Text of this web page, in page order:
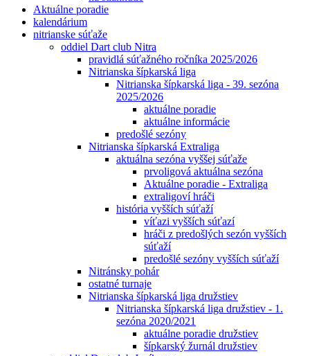
Aktuálne poradie
kalendárium
nitrianske súťaže
oddiel Dart club Nitra
pravidlá súťažného ročníka 2025/2026
Nitrianska šípkarská liga
Nitrianska šípkarská liga - 39. sezóna
2025/2026
aktuálne poradie
aktuálne informácie
predošlé sezóny
Nitrianska šípkarská Extraliga
aktuálna sezóna vyššej súťaže
prvoligová aktuálna sezóna
Aktuálne poradie - Extraliga
extraligoví hráči
história vyšších súťaží
víťazi vyšších súťazí
hráči z predošlých sezón vyšších
súťaží
predošlé sezóny vyšších súťaží
Nitránsky pohár
ostatné turnaje
Nitrianska šípkarská liga družstiev
Nitrianska šípkarská liga družstiev - 1.
sezóna 2020/2021
aktuálne poradie družstiev
šípkarský žurnál družstiev